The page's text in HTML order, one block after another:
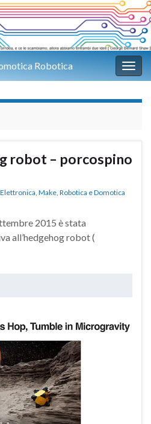
Robotica
robot – porcospino
Elettronica, Make, Robotica e Domotica
2015 è stata
all’hedgehog robot (